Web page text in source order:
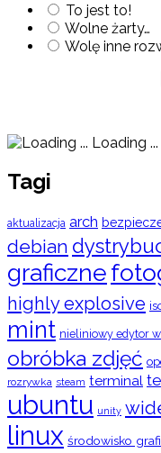
To jest to!
Wolne żarty…
Wolę inne
Loading ...
Tagi
aktualizacja arch
debian
graficzne
highly explosive
mint nieliniowy edytor
obróbka zdjęć
rozrywka steam terminal
ubuntu unity
linux środowisko